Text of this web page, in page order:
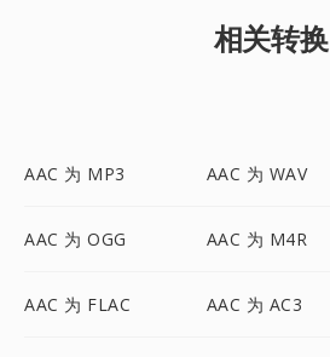
相关转换
AAC 为 MP3 AAC 为 WAV
AAC 为 OGG AAC 为 M4R
AAC 为 FLAC AAC 为 AC3